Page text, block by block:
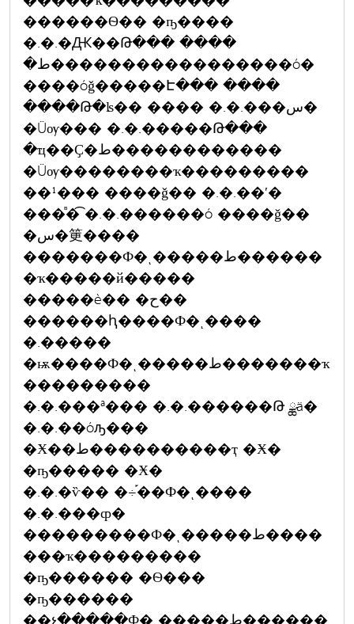
������Ѳ�� �ҧ����
�.�.�Ԫ��Թ��� ����
�ط�����������������ó�
����óǧ�����Է��� ����
����Թ�ʪ�� ���� �.�.���س�
�Ũѹ��� �.�.�����Թ���
�ҵ��Ҫ�ط������������
�Ũѹ��������ҡ���������
��¹��� ����ǧ�� �.�.��ʹ�
���ⷡ�͡ �.�.������ó ����ǧ��
�س�筻����
�������Ф�ͺ�����ط������
�ҡ�����й�����
�����è�� �ح��
������ԧ����Ф�ͺ����
�.�����
�ѭ����Ф�ͺ�����ط�������ҡ
���������
�.�.���ª��� �.�.������Թ ྪä�
�.�.��óԡ���
�Ӿ��ط����������ҭ �Ӿ�
�ҧ����� �Ӿ�
�.�.�ѷ�� �÷֡��Ф�ͺ����
�.�.���ȹ�
���������Ф�ͺ�����ط����
���ҡ���������
�ҧ������ �Ѳ���
�ҧ������